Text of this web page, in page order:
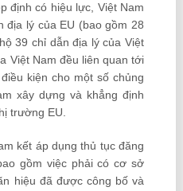
định có hiệu lực, Việt Nam
địa lý của EU (bao gồm 28
39 chỉ dẫn địa lý của Việt
Việt Nam đều liên quan tới
kiện cho một số chủng
xây dựng và khẳng định
trường EU.
kết áp dụng thủ tục đăng
gồm việc phải có cơ sở
hiệu đã được công bố và